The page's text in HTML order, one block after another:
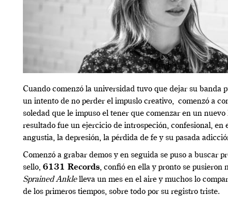
Cuando comenzó la universidad tuvo que dejar su banda
un intento de no perder el impuslo creativo, comenzó a
soledad que le impuso el tener que comenzar en un
resultado fue un ejercicio de introspeción, confesional, en
angustia, la depresión, la pérdida de fe y su pasada
Comenzó a grabar demos y en seguida se puso a buscar
sello, 6131 Records, confió en ella y pronto se pusieron
Sprained Anklelleva un mes en el aire y muchos lo
de los primeros tiempos, sobre todo por su registro triste.